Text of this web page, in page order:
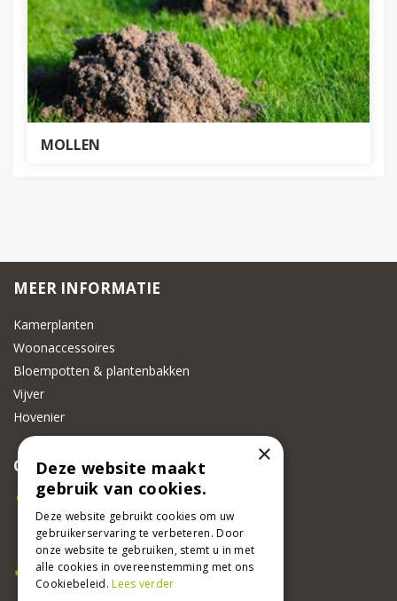
MOLLEN
MEER INFORMATIE
Kamerplanten
Woonaccessoires
Bloempotten & plantenbakken
Vijver
Hovenier
CONTACT
Beeker Tuincentrum
Adsteeg 31
6191 PW Beek
Bel ons
046 437 2881
×
Deze website maakt
gebruik van cookies.
Deze website gebruikt cookies om uw
gebruikerservaring te verbeteren. Door
onze website te gebruiken, stemt u in met
alle cookies in overeenstemming met ons
Cookiebeleid.Lees verder